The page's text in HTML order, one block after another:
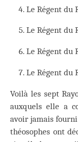
Le Régent du
Le Régent du
Le Régent du
Le Régent du
Voilà les sept
auxquels elle a
avoir jamais
théosophes ont